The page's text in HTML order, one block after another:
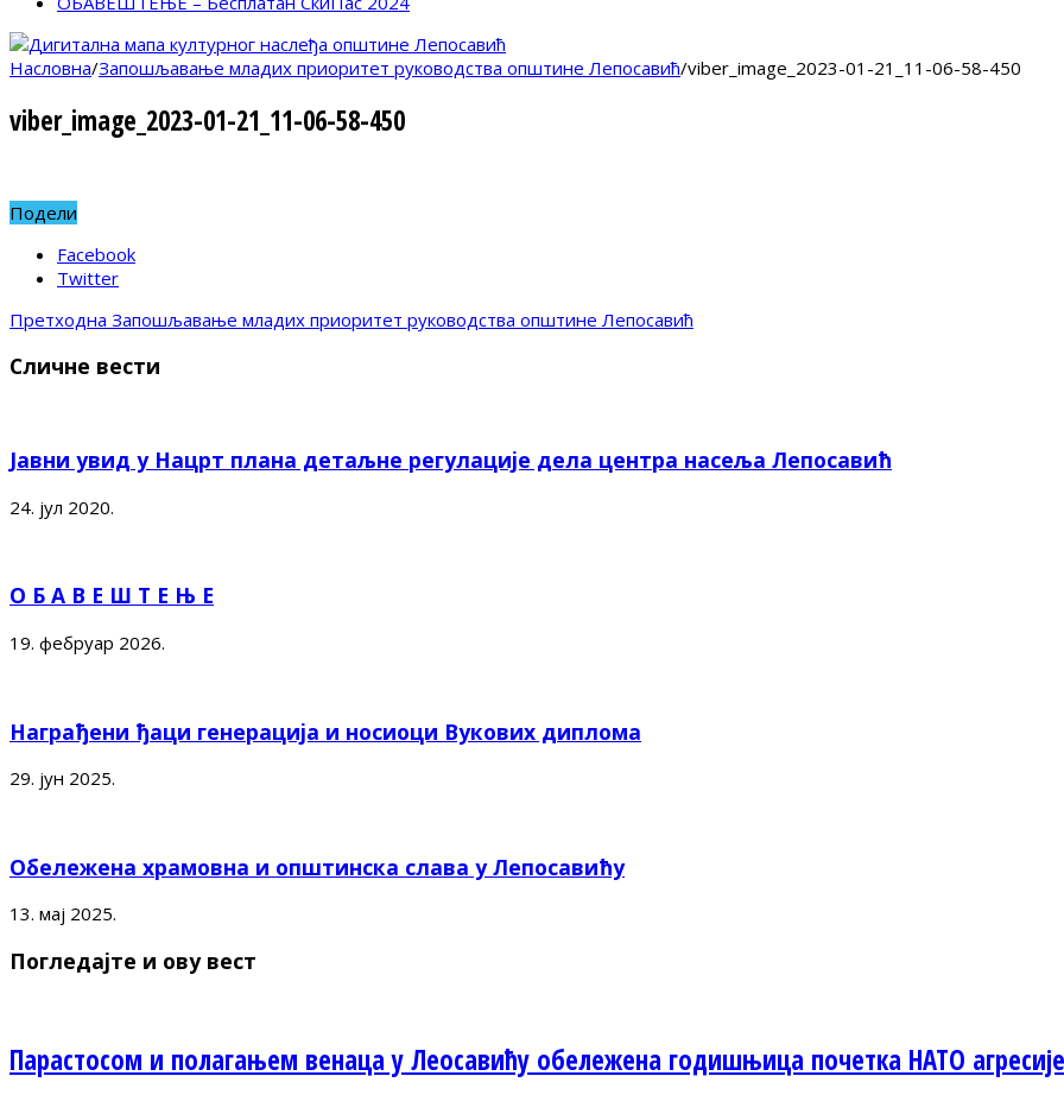
Насловна/Запошљавање младих приоритет руководства општине Лепосавић/viber_image_2023-01-21_11-06-58-450
viber_image_2023-01-21_11-06-58-450
Подели
Facebook
Twitter
Претходна Запошљавање младих приоритет руководства општине Лепосавић
Сличне вести
Јавни увид у Нацрт плана детаљне регулације дела центра насеља Лепосавић
24. јул 2020.
О Б А В Е Ш Т Е Њ Е
19. фебруар 2026.
Награђени ђаци генерација и носиоци Вукових диплома
29. јун 2025.
Обележена храмовна и општинска слава у Лепосавићу
13. мај 2025.
Погледајте и ову вест
Парастосом и полагањем венаца у Леосавићу обележена годишњица почетка НАТО агресије